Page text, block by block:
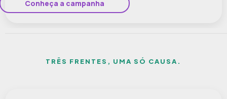
Conheça a campanha
TRÊS FRENTES, UMA SÓ CAUSA.